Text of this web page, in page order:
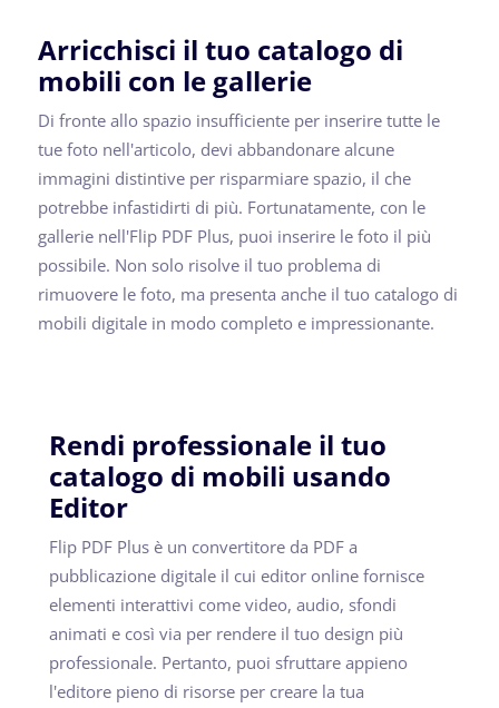
Arricchisci il tuo catalogo di
mobili con le gallerie
Di fronte allo spazio insufficiente per inserire tutte le
tue foto nell'articolo, devi abbandonare alcune
immagini distintive per risparmiare spazio, il che
potrebbe infastidirti di più. Fortunatamente, con le
gallerie nell'Flip PDF Plus, puoi inserire le foto il più
possibile. Non solo risolve il tuo problema di
rimuovere le foto, ma presenta anche il tuo catalogo di
mobili digitale in modo completo e impressionante.
Rendi professionale il tuo
catalogo di mobili usando
Editor
Flip PDF Plus è un convertitore da PDF a
pubblicazione digitale il cui editor online fornisce
elementi interattivi come video, audio, sfondi
animati e così via per rendere il tuo design più
professionale. Pertanto, puoi sfruttare appieno
l'editore pieno di risorse per creare la tua